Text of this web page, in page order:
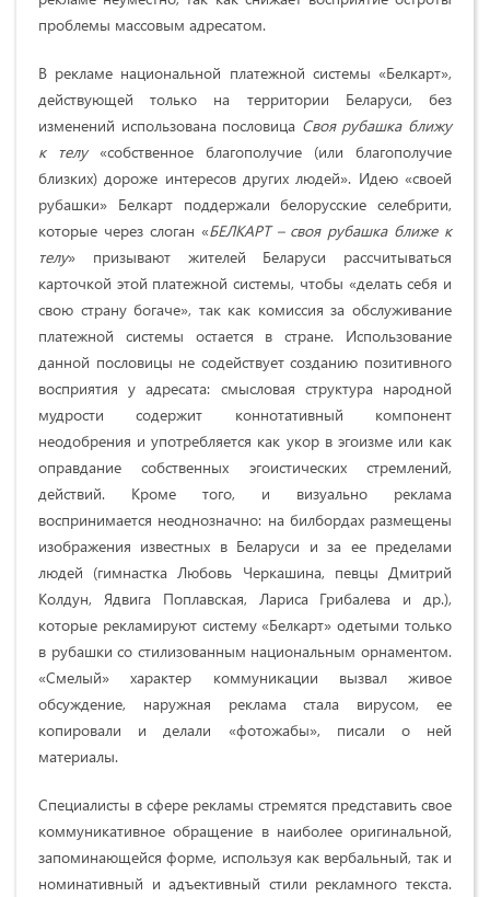
проблемы массовым адресатом.
В рекламе национальной платежной системы «Белкарт»,
действующей только на территории Беларуси, без
изменений использована пословица Своя рубашка ближу
к телу«собственное благополучие (или благополучие
близких) дороже интересов других людей». Идею «своей
рубашки» Белкарт поддержали белорусские селебрити,
которые через слоган «БЕЛКАРТ – своя рубашка ближе к
телу»
призывают жителей Беларуси рассчитываться
карточкой этой платежной системы, чтобы «делать себя и
свою страну богаче», так как комиссия за обслуживание
платежной системы остается в стране. Использование
данной пословицы не содействует созданию позитивного
восприятия у адресата: смысловая структура народной
мудрости содержит коннотативный компонент
неодобрения и употребляется как укор в эгоизме или как
оправдание собственных эгоистических стремлений,
действий. Кроме того, и визуально реклама
воспринимается неоднозначно: на билбордах размещены
изображения известных в Беларуси и за ее пределами
людей (гимнастка Любовь Черкашина, певцы Дмитрий
Колдун, Ядвига Поплавская, Лариса Грибалева и др.),
которые рекламируют систему «Белкарт» одетыми только
в рубашки со стилизованным национальным орнаментом.
«Смелый» характер коммуникации вызвал живое
обсуждение, наружная реклама стала вирусом, ее
копировали и делали «фотожабы», писали о ней
материалы.
Специалисты в сфере рекламы стремятся представить свое
коммуникативное обращение в наиболее оригинальной,
запоминающейся форме, используя как вербальный, так и
номинативный и адъективный стили рекламного текста.